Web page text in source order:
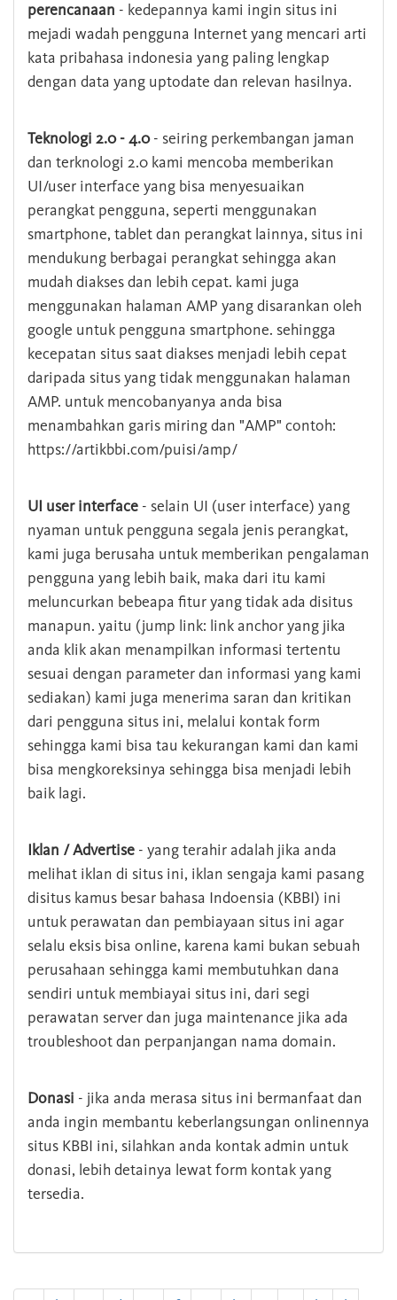
perencanaan - kedepannya kami ingin situs ini
mejadi wadah pengguna Internet yang mencari arti
kata pribahasa indonesia yang paling lengkap
dengan data yang uptodate dan relevan hasilnya.
Teknologi 2.0 - 4.0- seiring perkembangan jaman
dan terknologi 2.0 kami mencoba memberikan
UI/user interface yang bisa menyesuaikan
perangkat pengguna, seperti menggunakan
smartphone, tablet dan perangkat lainnya, situs ini
mendukung berbagai perangkat sehingga akan
mudah diakses dan lebih cepat. kami juga
menggunakan halaman AMP yang disarankan oleh
google untuk pengguna smartphone. sehingga
kecepatan situs saat diakses menjadi lebih cepat
daripada situs yang tidak menggunakan halaman
AMP. untuk mencobanyanya anda bisa
menambahkan garis miring dan "AMP" contoh:
https://artikbbi.com/puisi/amp/
UI user interface - selain UI (user interface) yang
nyaman untuk pengguna segala jenis perangkat,
kami juga berusaha untuk memberikan pengalaman
pengguna yang lebih baik, maka dari itu kami
meluncurkan bebeapa fitur yang tidak ada disitus
manapun. yaitu (jump link: link anchor yang jika
anda klik akan menampilkan informasi tertentu
sesuai dengan parameter dan informasi yang kami
sediakan) kami juga menerima saran dan kritikan
dari pengguna situs ini, melalui kontak form
sehingga kami bisa tau kekurangan kami dan kami
bisa mengkoreksinya sehingga bisa menjadi lebih
baik lagi.
Iklan / Advertise - yang terahir adalah jika anda
melihat iklan di situs ini, iklan sengaja kami pasang
disitus kamus besar bahasa Indoensia (KBBI) ini
untuk perawatan dan pembiayaan situs ini agar
selalu eksis bisa online, karena kami bukan sebuah
perusahaan sehingga kami membutuhkan dana
sendiri untuk membiayai situs ini, dari segi
perawatan server dan juga maintenance jika ada
troubleshoot dan perpanjangan nama domain.
Donasi - jika anda merasa situs ini bermanfaat dan
anda ingin membantu keberlangsungan onlinennya
situs KBBI ini, silahkan anda kontak admin untuk
donasi, lebih detainya lewat form kontak yang
tersedia.